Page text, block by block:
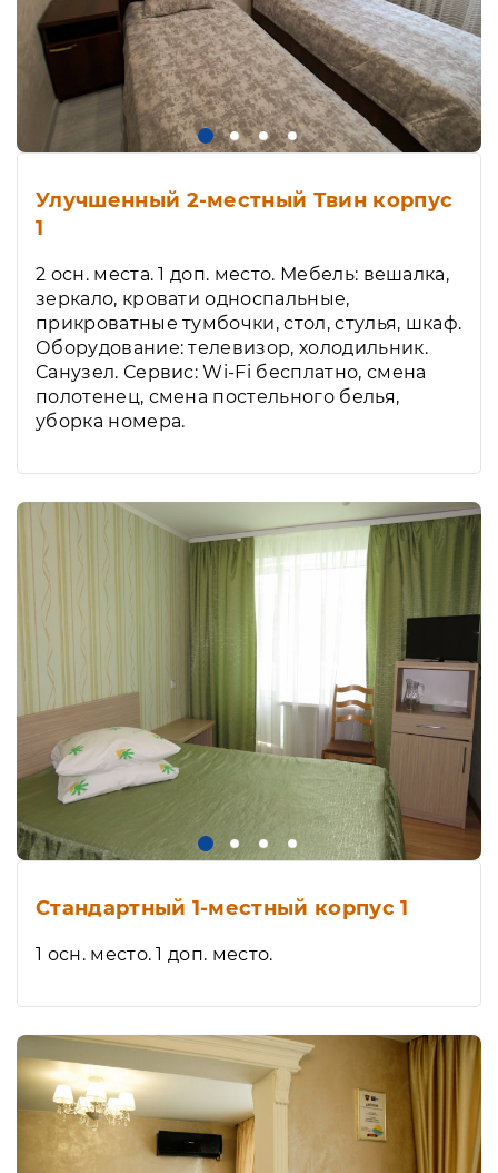
Улучшенный 2-местный Твин корпус
1
2 осн. места. 1 доп. место. Мебель: вешалка,
зеркало, кровати односпальные,
прикроватные тумбочки, стол, стулья, шкаф.
Оборудование: телевизор, холодильник.
Санузел. Сервис: Wi-Fi бесплатно, смена
полотенец, смена постельного белья,
уборка номера.
Стандартный 1-местный корпус 1
1 осн. место. 1 доп. место.